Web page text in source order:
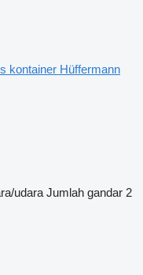
kontainer Hüffermann
udara Jumlah gandar 2